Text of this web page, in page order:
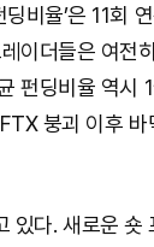
비율’은 11회
이더들은 여전
펀딩비율 역시
붕괴 이후 바
다. 새로운 숏